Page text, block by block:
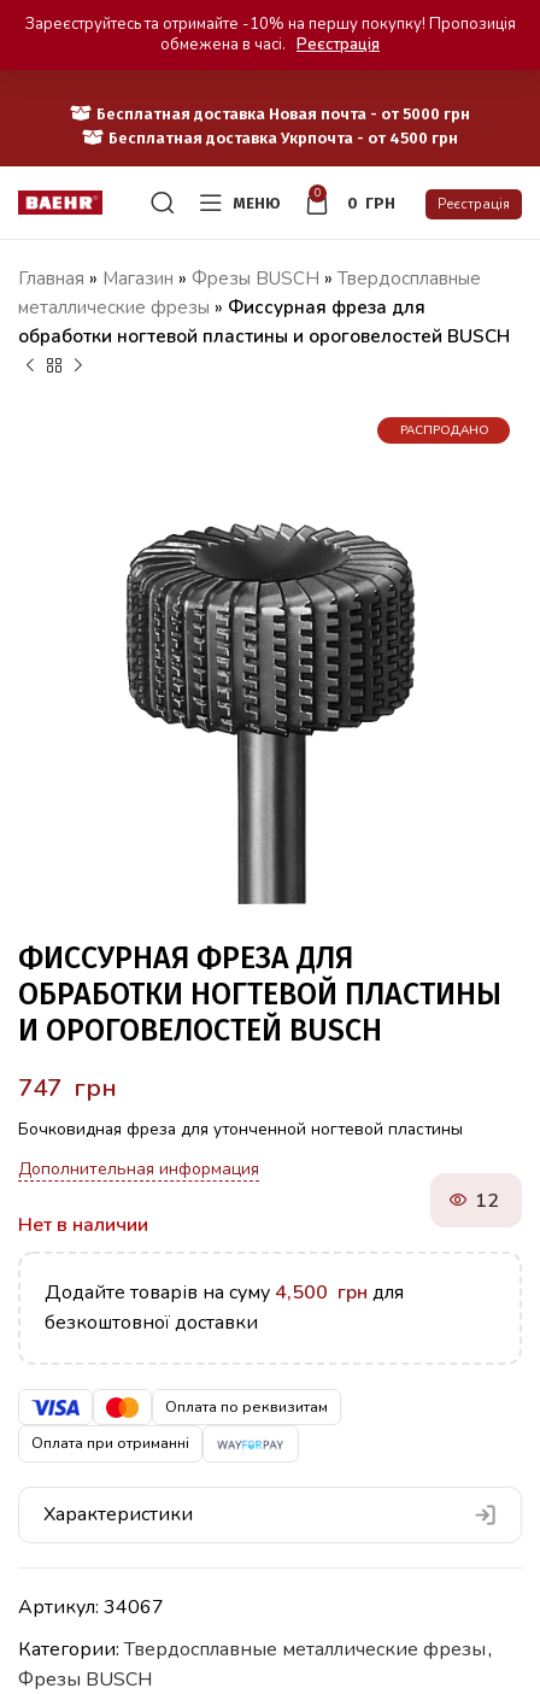
Бесплатная доставка Новая почта - от 5000 грн
Бесплатная доставка Укрпочта - от 4500 грн
МЕНЮ
0
0 ГРН Реєстрація
Главная » Магазин » Фрезы BUSCH » Твердосплавные
металлические фрезы » Фиссурная фреза для
обработки ногтевой пластины и ороговелостей BUSCH
РАСПРОДАНО
ФИССУРНАЯ ФРЕЗА ДЛЯ
ОБРАБОТКИ НОГТЕВОЙ ПЛАСТИНЫ
И ОРОГОВЕЛОСТЕЙ BUSCH
грн
Бочковидная фреза для утонченной ногтевой пластины
Дополнительная информация
Нет в наличии
12
Додайте товарів на суму 4,500 грн для
безкоштовної доставки
Оплата по реквизитам
Оплата при отриманні
Характеристики
Артикул: 34067
Категории:Твердосплавные металлические фрезы,
Фрезы BUSCH
Зареєструйтесь та отримайте -10% на першу покупку! Пропозиція
обмежена в часі. Реєстрація